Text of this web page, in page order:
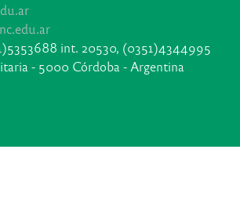
int. 20530, (0351)4344995
- 5000 Córdoba - Argentina